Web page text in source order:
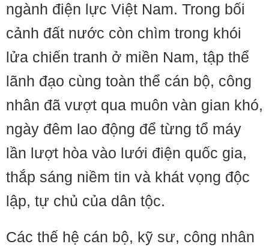
ngành điện lực Việt Nam. Trong bối
cảnh đất nước còn chìm trong khói
lửa chiến tranh ở miền Nam, tập thể
lãnh đạo cùng toàn thể cán bộ, công
nhân đã vượt qua muôn vàn gian khó,
ngày đêm lao động để từng tổ máy
lần lượt hòa vào lưới điện quốc gia,
thắp sáng niềm tin và khát vọng độc
lập, tự chủ của dân tộc.
Các thế hệ cán bộ, kỹ sư, công nhân